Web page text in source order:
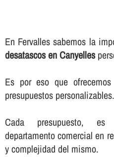
En Fervalles sabemos la
desatascos en Canyelles
Es por eso que
presupuestos personalizables.
Cada presupuesto,
departamento comercial en
y complejidad del mismo.